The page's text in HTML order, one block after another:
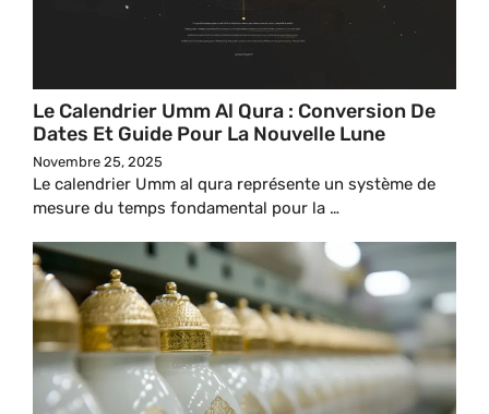
Le Calendrier Umm Al Qura : Conversion De
Dates Et Guide Pour La Nouvelle Lune
Novembre 25, 2025
Le calendrier Umm al qura représente un système de
mesure du temps fondamental pour la …